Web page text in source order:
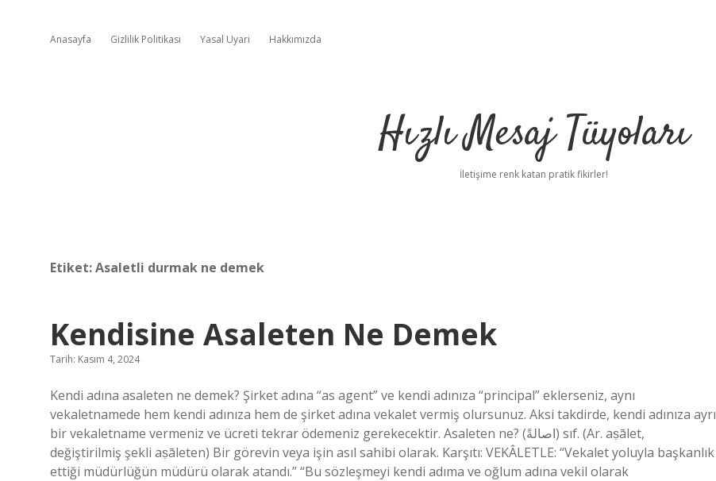
Anasayfa Gizlilik Politikası Yasal Uyarı Hakkımızda
Hızlı Mesaj Tüyoları
İletişime renk katan pratik fikirler!
Etiket:Asaletli durmak ne demek
Kendisine Asaleten Ne Demek
Tarih: Kasım 4, 2024
Kendi adına asaleten ne demek? Şirket adına “as agent” ve kendi adınıza “principal” eklerseniz, aynı
vekaletnamede hem kendi adınıza hem de şirket adına vekalet vermiş olursunuz. Aksi takdirde, kendi adınıza ayrı
bir vekaletname vermeniz ve ücreti tekrar ödemeniz gerekecektir. Asaleten ne? (ﺍﺻﺎﻟﺔً) sıf. (Ar. aṣālet,
değiştirilmiş şekli aṣāleten) Bir görevin veya işin asıl sahibi olarak. Karşıtı: VEKÂLETLE: “Vekalet yoluyla başkanlık
ettiği müdürlüğün müdürü olarak atandı.” “Bu sözleşmeyi kendi adıma ve oğlum adına vekil olarak